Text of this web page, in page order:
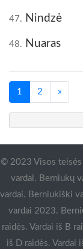
47. Nindzė
48. Nuaras
1 2 »
© 2023 Visos teisės
vardai. Berniukų
vardai. Berniukiški
vardai 2023.
raidės. Vardai iš B
iš D raidės. Vardai